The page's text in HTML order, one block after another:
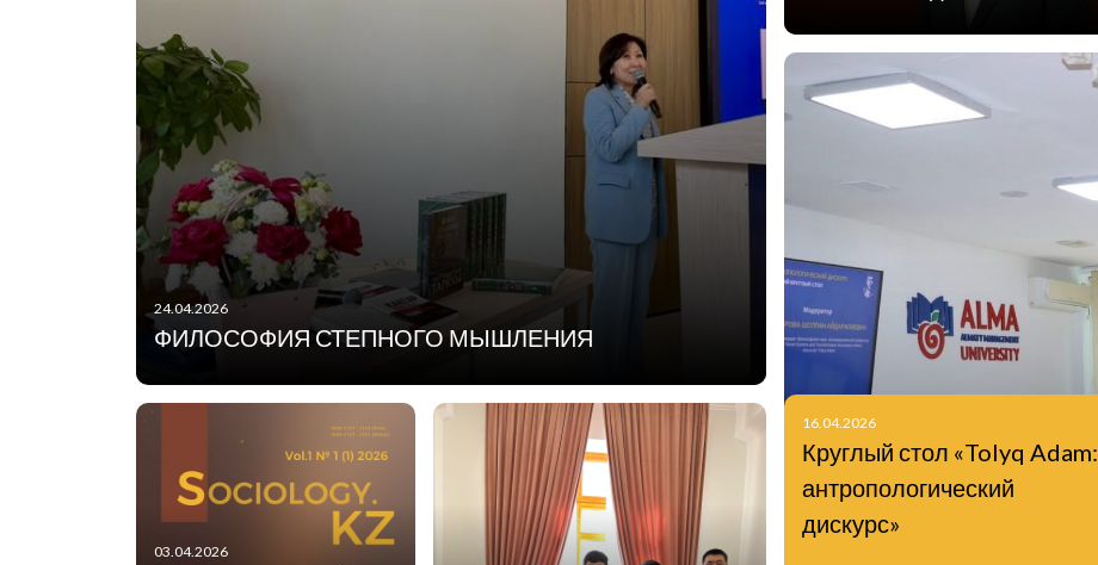
24.04.2026
ФИЛОСОФИЯ СТЕПНОГО МЫШЛЕНИЯ
16.04.2026
Круглый стол «Tolyq Adam:
антропологический
дискурс»
03.04.2026